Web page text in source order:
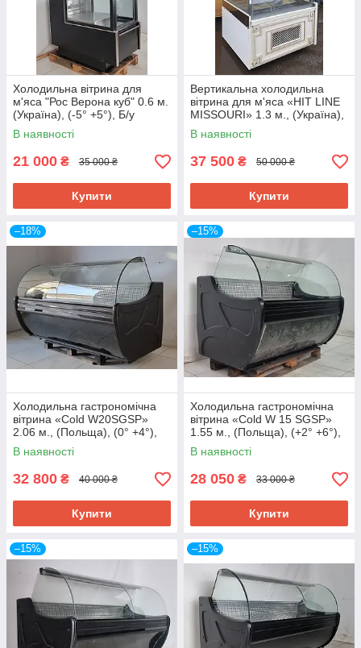
Холодильна вітрина для
м'яса "Рос Верона куб" 0.6 м.
(Україна), (-5° +5°), Б/у
В наявності
21 000 ₴ 35 000 ₴
Купити
Вертикальна холодильна
вітрина для м'яса «HIT LINE
MISSOURI» 1.3 м., (Україна),
Б/у
В наявності
37 500 ₴ 50 000 ₴
Купити
–18%
Холодильна гастрономічна
вітрина «Cold W20SGSP»
2.06 м., (Польща), (0° +4°),
викладка 73 см., Б/у
В наявності
32 800 ₴ 40 000 ₴
Купити
–15%
Холодильна гастрономічна
вітрина «Cold W 15 SGSP»
1.55 м., (Польща), (+2° +6°),
викладка 73 см., Б/у
В наявності
28 050 ₴ 33 000 ₴
Купити
–15% –15%